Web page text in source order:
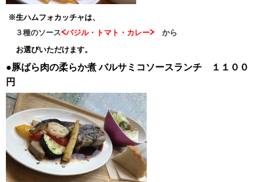
※生ハムフォカッチャは、
３種のソース<バジル・トマト・カレー> から
お選びいただけます。
●豚ばら肉の柔らか煮バルサミコソースランチ １１００
円